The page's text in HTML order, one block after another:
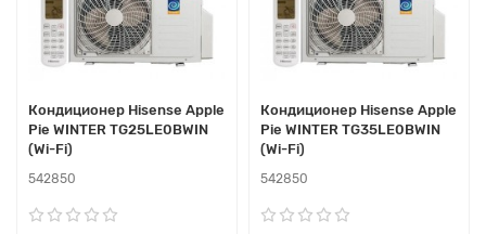
Кондиционер Hisense Apple
Pie WINTER TG25LE0BWIN
(Wi-Fi)
542850
Кондиционер Hisense Apple
Pie WINTER TG35LE0BWIN
(Wi-Fi)
542850